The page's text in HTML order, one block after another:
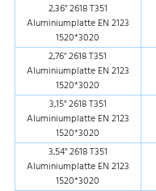
2,36" 2618 T351
Aluminiumplatte EN 2123
1520*3020
2,76" 2618 T351
Aluminiumplatte EN 2123
1520*3020
3,15" 2618 T351
Aluminiumplatte EN 2123
1520*3020
3,54" 2618 T351
Aluminiumplatte EN 2123
1520*3020